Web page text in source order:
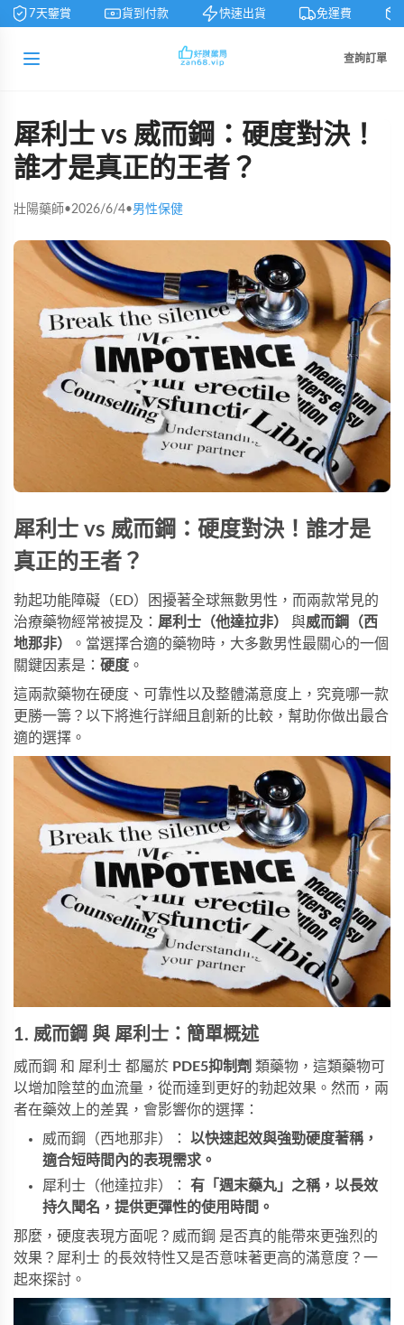
7天鑒賞 貨到付款 快速出貨 免運費
查詢訂單
犀利士 vs 威而鋼：硬度對決！
誰才是真正的王者？
壯陽藥師•2026/6/4•男性保健
犀利士 vs 威而鋼：硬度對決！誰才是
真正的王者？
勃起功能障礙（ED）困擾著全球無數男性，而兩款常見的
治療藥物經常被提及： 犀利士（他達拉非） 與威而鋼（西
地那非）
。當選擇合適的藥物時，大多數男性最關心的一個
關鍵因素是： 硬度 。
這兩款藥物在硬度、可靠性以及整體滿意度上，究竟哪一款
更勝一籌？以下將進行詳細且創新的比較，幫助你做出最合
適的選擇。
1. 威而鋼 與 犀利士：簡單概述
威而鋼 和 犀利士 都屬於 PDE5抑制劑 類藥物，這類藥物可
以增加陰莖的血流量，從而達到更好的勃起效果。然而，兩
者在藥效上的差異，會影響你的選擇：
威而鋼（西地那非）： 以快速起效與強勁硬度著稱，
適合短時間內的表現需求。
犀利士（他達拉非）： 有「週末藥丸」之稱，以長效
持久聞名，提供更彈性的使用時間。
那麼，硬度表現方面呢？威而鋼 是否真的能帶來更強烈的
效果？犀利士 的長效特性又是否意味著更高的滿意度？一
起來探討。